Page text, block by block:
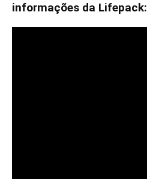
informações da Lifepack: